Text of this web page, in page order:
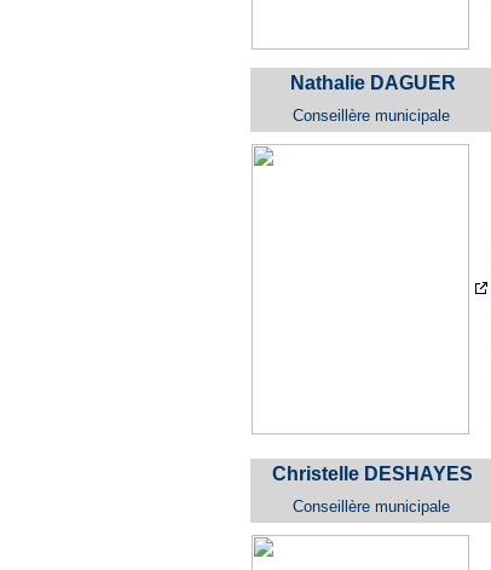
Nathalie DAGUER
Conseillère municipale
Christelle DESHAYES
Conseillère municipale